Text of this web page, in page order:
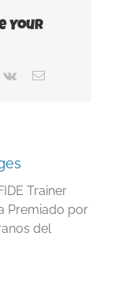
Your
Vk
Correo
Trainer
Premiado por
del